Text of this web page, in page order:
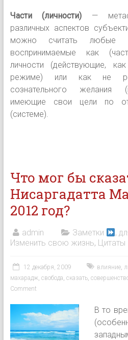
Части (личности) —
различных аспектов
можно считать любые
воспринимаемые как
личности (действующие,
режиме) или как не
сознательного желания
имеющие свои цели по
(системе).
Что мог бы
Нисаргадатта
2012 год?
admin Заметки ,
Изменить свою жизнь, Цитаты
12 декабря, 2009 влияние,
махарадж, свобода, сказать,
Comment
В то